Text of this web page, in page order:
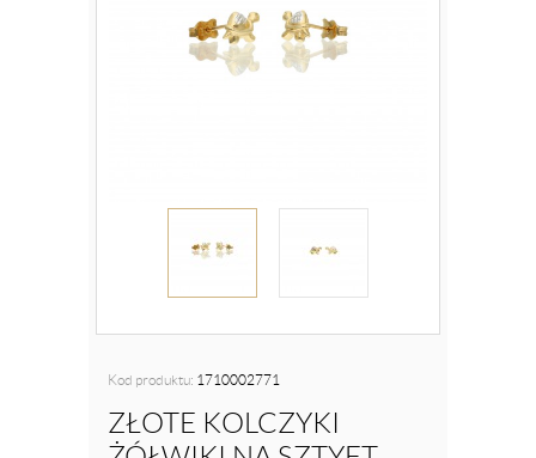
Kod produktu: 1710002771
ZŁOTE KOLCZYKI